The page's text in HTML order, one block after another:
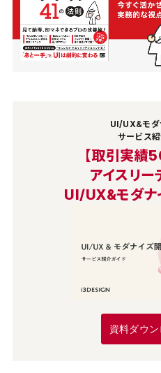
UI/UX&モダ
サービス
【取引実績
アイスリー
UI/UX&モダナ
資料ダウン